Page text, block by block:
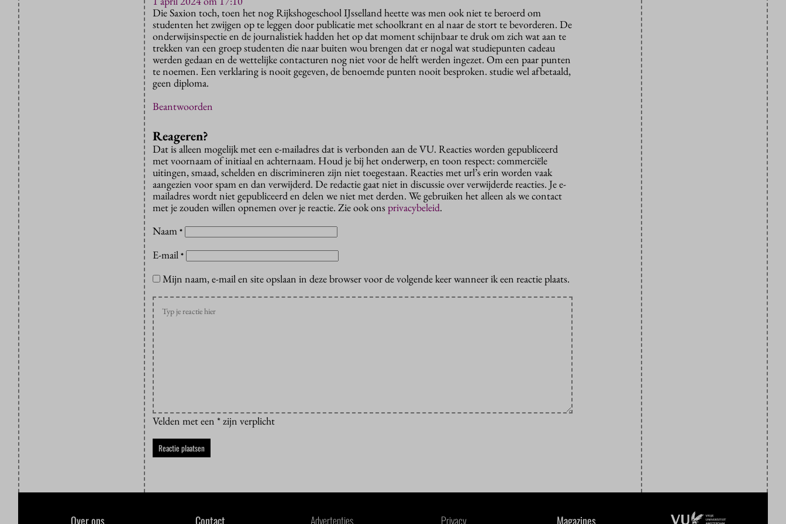
Die Saxion toch, toen het nog Rijkshogeschool IJsselland heette was men ook niet te beroerd om
studenten het zwijgen op te leggen door publicatie met schoolkrant en al naar de stort te bevorderen. De
onderwijsinspectie en de journalistiek hadden het op dat moment schijnbaar te druk om zich wat aan te
trekken van een groep studenten die naar buiten wou brengen dat er nogal wat studiepunten cadeau
werden gedaan en de wettelijke contacturen nog niet voor de helft werden ingezet. Om een paar punten
te noemen. Een verklaring is nooit gegeven, de benoemde punten nooit besproken. studie wel afbetaald,
geen diploma.
Beantwoorden
Reageren?
Dat is alleen mogelijk met een e-mailadres dat is verbonden aan de VU. Reacties worden gepubliceerd
met voornaam of initiaal en achternaam. Houd je bij het onderwerp, en toon respect: commerciële
uitingen, smaad, schelden en discrimineren zijn niet toegestaan. Reacties met url’s erin worden vaak
aangezien voor spam en dan verwijderd. De redactie gaat niet in discussie over verwijderde reacties. Je e-
mailadres wordt niet gepubliceerd en delen we niet met derden. We gebruiken het alleen als we contact
met je zouden willen opnemen over je reactie. Zie ook onsprivacybeleid.
Naam *
E-mail *
Mijn naam, e-mail en site opslaan in deze browser voor de volgende keer wanneer ik een reactie plaats.
Velden met een * zijn verplicht
Over ons Contact Advertenties Privacy Magazines